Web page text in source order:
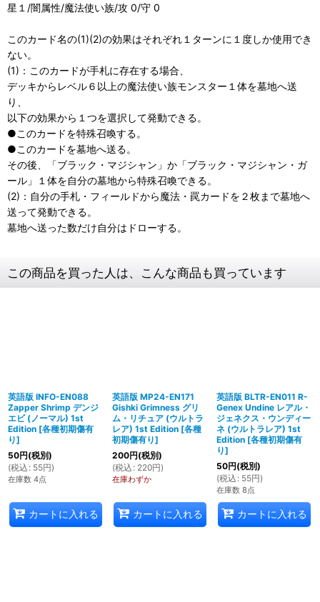
星１/闇属性/魔法使い族/攻 0/守 0
このカード名の(1)(2)の効果はそれぞれ１ターンに１度しか使用でき
ない。
(1)：このカードが手札に存在する場合、
デッキからレベル６以上の魔法使い族モンスター１体を墓地へ送
り、
以下の効果から１つを選択して発動できる。
●このカードを特殊召喚する。
●このカードを墓地へ送る。
その後、「ブラック・マジシャン」か「ブラック・マジシャン・ガ
ール」１体を自分の墓地から特殊召喚できる。
(2)：自分の手札・フィールドから魔法・罠カードを２枚まで墓地へ
送って発動できる。
墓地へ送った数だけ自分はドローする。
この商品を買った人は、こんな商品も買っています
英語版 INFO-EN088
Zapper Shrimp デンジ
エビ (ノーマル) 1st
Edition [各種初期傷有
り]
50円(税別)
(税込 : 55円)
在庫数 4点
カートに入れる
英語版 MP24-EN171
Gishki Grimness グリ
ム・リチュア (ウルトラ
レア) 1st Edition [各種
初期傷有り]
200円(税別)
(税込 : 220円)
在庫わずか
カートに入れる
英語版 BLTR-EN011 R-
Genex Undine レアル・
ジェネクス・ウンディー
ネ (ウルトラレア) 1st
Edition [各種初期傷有
り]
50円(税別)
(税込 : 55円)
在庫数 8点
カートに入れる